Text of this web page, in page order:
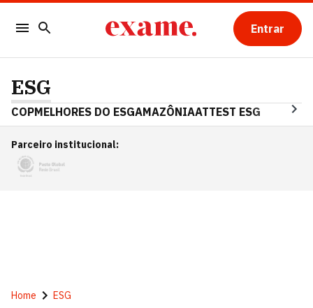
Entrar
ESG
COPMELHORES DO ESGAMAZÔNIAATTEST ESG
Parceiro institucional:
Home ESG